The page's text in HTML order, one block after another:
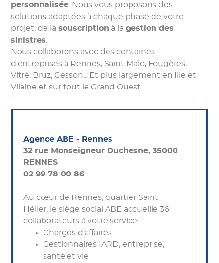
personnalisée . Nous vous proposons des
solutions adaptées à chaque phase de votre
projet, de lasouscription à lagestion des
sinistres
Nous collaborons avec des centaines
d'entreprises à Rennes, Saint Malo, Fougères,
Vitré, Bruz, Cesson... Et plus largement en Ille et
Vilaine et sur tout le Grand Ouest.
Agence ABE - Rennes
32 rue Monseigneur Duchesne, 35000
RENNES
02 99 78 00 86
Au cœur de Rennes, quartier Saint
Hélier, le siège social ABE accueille 36
collaborateurs à votre service :
Chargés d'affaires
Gestionnaires IARD, entreprise,
santé et vie